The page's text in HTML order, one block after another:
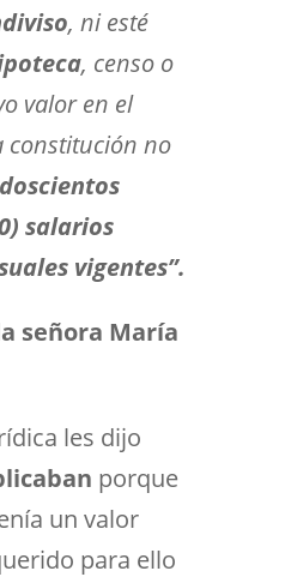
, ni esté
, censo o
valor en el
constitución no
salarios
vigentes”.
señora María
les dijo
porque
un valor
para ello